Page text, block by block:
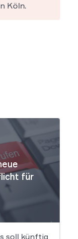
Köln.
für
soll künftig